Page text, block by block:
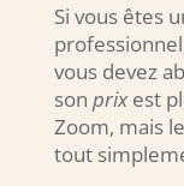
Si vous êtes
vous devez
son prixest
Zoom, mais
tout